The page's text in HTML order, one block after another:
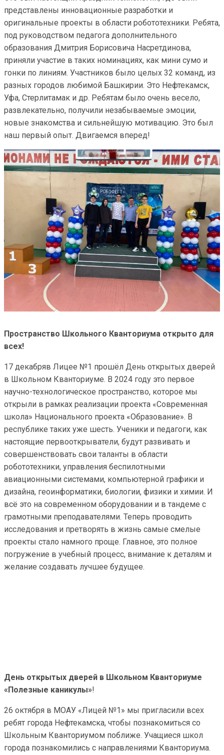
представлены инновационные разработки и
оригинальные проекты в области робототехники. Ребята,
под руководством педагога дополнительного
образования Дмитрия Борисовича Насретдинова,
приняли участие в таких номинациях, как мини сумо и
гонки по линиям. Участников было целых 32 команд, из
разных городов любимой Башкирии. Это Нефтекамск,
Уфа, Стерлитамак и др. Ребятам было очень весело,
развлекательно, получили незабываемые эмоции,
новые знакомства и сильнейшую мотивацию. Это был
наш первый опыт. Двигаемся вперед!
Пространство Школьного Кванториума открыто для
всех!
17 декабряв Лицее №1 прошёл День открытых дверей
в Школьном Кванториуме. В 2024 году это первое
научно-технологическое пространство, которое мы
открыли в рамках реализации проекта «Современная
школа» Национального проекта «Образование». В
республике таких уже шесть. Ученики и педагоги, как
настоящие первооткрыватели, будут развивать и
совершенствовать свои таланты в области
робототехники, управления беспилотными
авиационными системами, компьютерной графики и
дизайна, геоинформатики, биологии, физики и химии. И
всё это на современном оборудовании и в тандеме с
грамотными преподавателями. Теперь проводить
исследования и претворять в жизнь самые смелые
проекты стало намного проще. Главное, это полное
погружение в учебный процесс, внимание к деталям и
желание создавать лучшее будущее.
День открытых дверей в Школьном Кванториуме
«Полезные каникулы»!
26 октября в МОАУ «Лицей №1» мы пригласили всех
ребят города Нефтекамска, чтобы познакомиться со
Школьным Кванториумом поближе. Учащиеся школ
города познакомились с направлениями Кванториума.